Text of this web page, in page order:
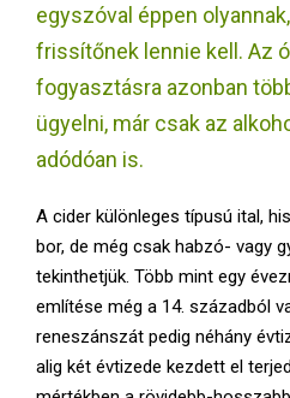
Y
M
N
U
egyszóval éppen
frissítőnek lennie kell. Az
fogyasztásra azonban
ügyelni, már csak az
adódóan is.
A cider különleges típusú ital,
bor, de még csak habzó- vagy
tekinthetjük. Több mint egy
említése még a 14. századból
reneszánszát pedig néhány
alig két évtizede kezdett el